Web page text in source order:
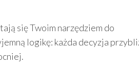
się Twoim narzędziem do
logikę: każda decyzja